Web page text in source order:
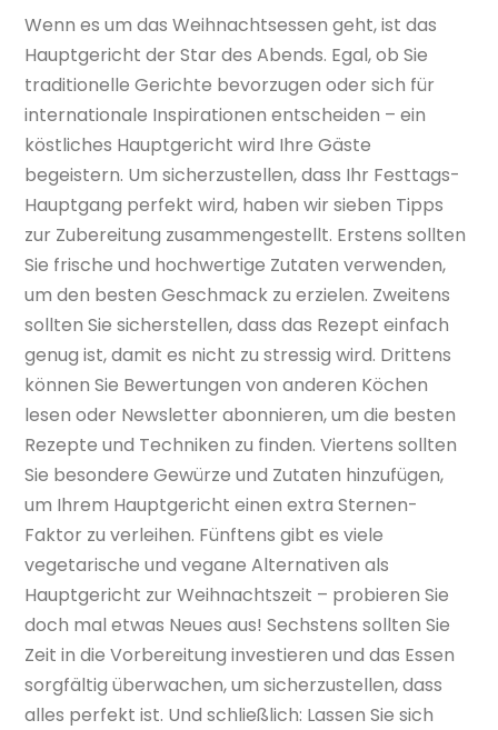
Wenn es um das Weihnachtsessen geht, ist das
Hauptgericht der Star des Abends. Egal, ob Sie
traditionelle Gerichte bevorzugen oder sich für
internationale Inspirationen entscheiden – ein
köstliches Hauptgericht wird Ihre Gäste
begeistern. Um sicherzustellen, dass Ihr Festtags-
Hauptgang perfekt wird, haben wir sieben Tipps
zur Zubereitung zusammengestellt. Erstens sollten
Sie frische und hochwertige Zutaten verwenden,
um den besten Geschmack zu erzielen. Zweitens
sollten Sie sicherstellen, dass das Rezept einfach
genug ist, damit es nicht zu stressig wird. Drittens
können Sie Bewertungen von anderen Köchen
lesen oder Newsletter abonnieren, um die besten
Rezepte und Techniken zu finden. Viertens sollten
Sie besondere Gewürze und Zutaten hinzufügen,
um Ihrem Hauptgericht einen extra Sternen-
Faktor zu verleihen. Fünftens gibt es viele
vegetarische und vegane Alternativen als
Hauptgericht zur Weihnachtszeit – probieren Sie
doch mal etwas Neues aus! Sechstens sollten Sie
Zeit in die Vorbereitung investieren und das Essen
sorgfältig überwachen, um sicherzustellen, dass
alles perfekt ist. Und schließlich: Lassen Sie sich